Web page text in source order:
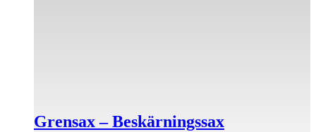
Grensax – Beskärningssax